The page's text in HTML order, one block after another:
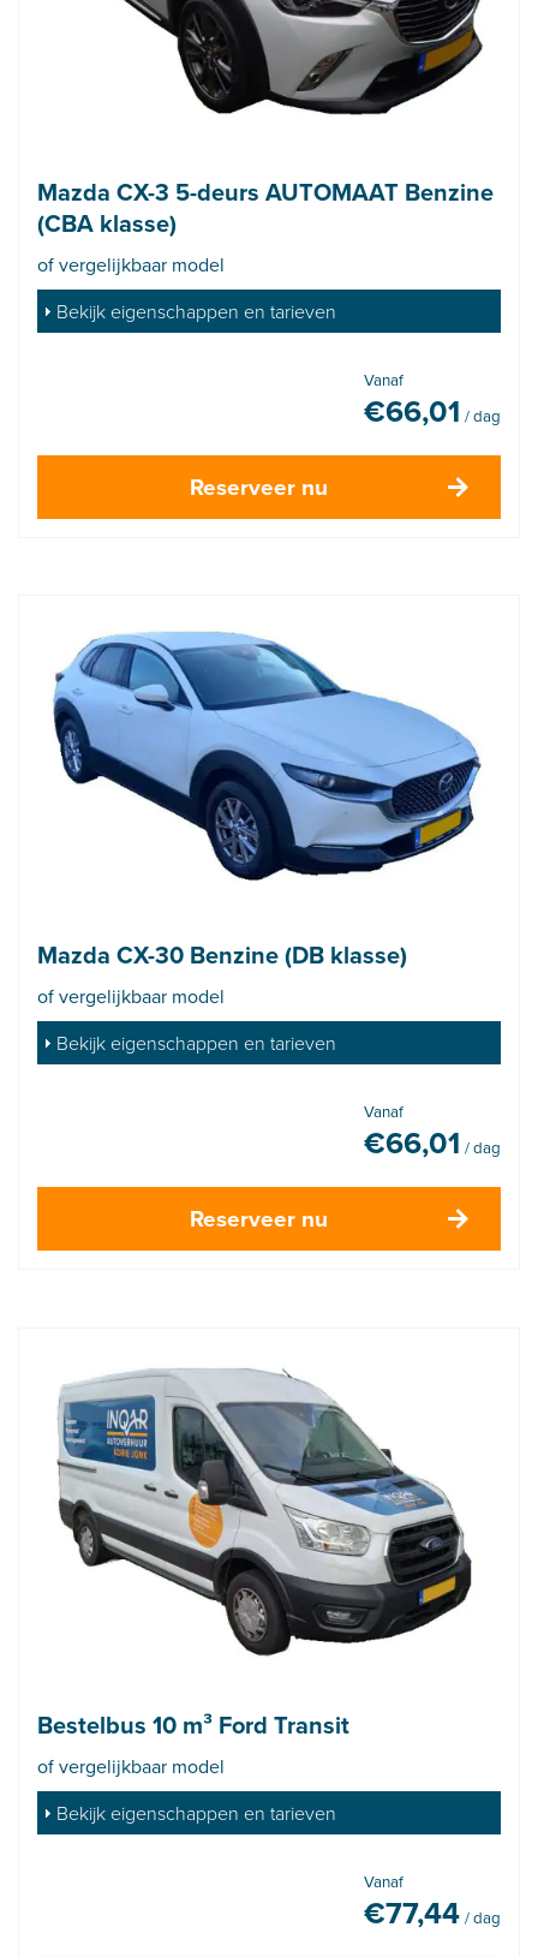
Mazda CX-3 5-deurs AUTOMAAT Benzine
(CBA klasse)
of vergelijkbaar model
Bekijk eigenschappen en tarieven
Vanaf
€66,01 / dag
Reserveer nu
Mazda CX-30 Benzine (DB klasse)
of vergelijkbaar model
Bekijk eigenschappen en tarieven
Vanaf
€66,01 / dag
Reserveer nu
Bestelbus 10 m³ Ford Transit
of vergelijkbaar model
Bekijk eigenschappen en tarieven
Vanaf
€77,44 / dag